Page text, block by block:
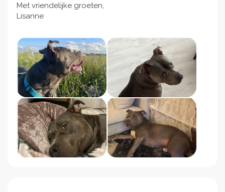
Met vriendelijke groeten,
Lisanne